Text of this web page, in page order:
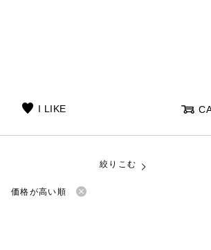
I LIKE
絞りこむ
価格が高い順